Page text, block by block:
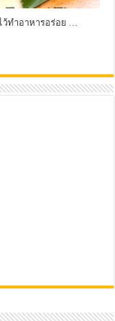
ว้ทำอาหารอร่อย …